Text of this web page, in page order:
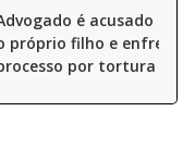
é acusado de
próprio filho e enfrenta
por tortura